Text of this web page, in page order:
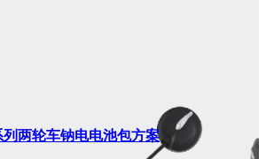
两轮车钠电电池包方案